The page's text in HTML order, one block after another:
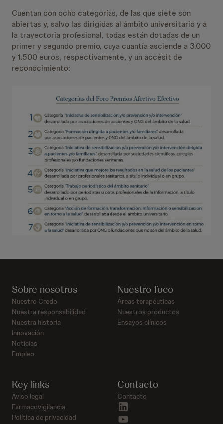
Cuentan con ocho categorías, de las que siete son
abiertas y, salvo las dirigidas al ámbito universitario y a
la trayectoria profesional, todas están dotadas de un
primer y segundo premio, cuya cuantía asciende a 3.000
y 1.500 euros, respectivamente, y un accésit de
reconocimiento:
Sobre nosotros
Nuestro Credo
Nuestra responsabilidad
Nuestra historia
Innovación
Noticias
Empleo
Nuestro foco
Áreas terapéuticas
Nuestros productos
Ensayos clínicos
Contacto
Contacto
Key links
Aviso legal
Farmacovigilancia
Política de privacidad